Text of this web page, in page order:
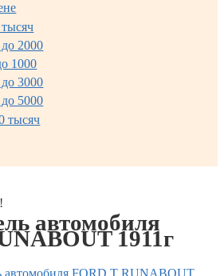
2000
1000
3000
5000
тысяч
автомобиля
1911г